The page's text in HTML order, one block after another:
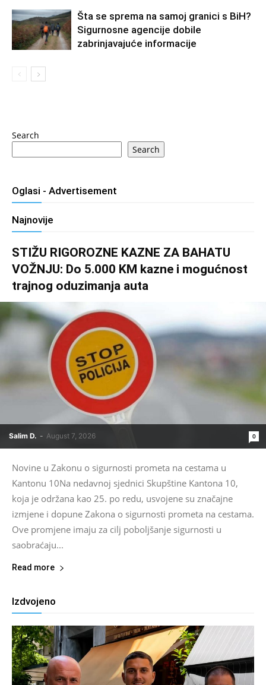
Šta se sprema na samoj granici s BiH?
Sigurnosne agencije dobile
zabrinjavajuće informacije
Search
Search
Oglasi - Advertisement
Najnovije
STIŽU RIGOROZNE KAZNE ZA BAHATU
VOŽNJU: Do 5.000 KM kazne i mogućnost
trajnog oduzimanja auta
Salim D. - August 7, 2026 0
Novine u Zakonu o sigurnosti prometa na cestama u
Kantonu 10Na nedavnoj sjednici Skupštine Kantona 10,
koja je održana kao 25. po redu, usvojene su značajne
izmjene i dopune Zakona o sigurnosti prometa na cestama.
Ove promjene imaju za cilj poboljšanje sigurnosti u
saobraćaju...
Read more
Izdvojeno